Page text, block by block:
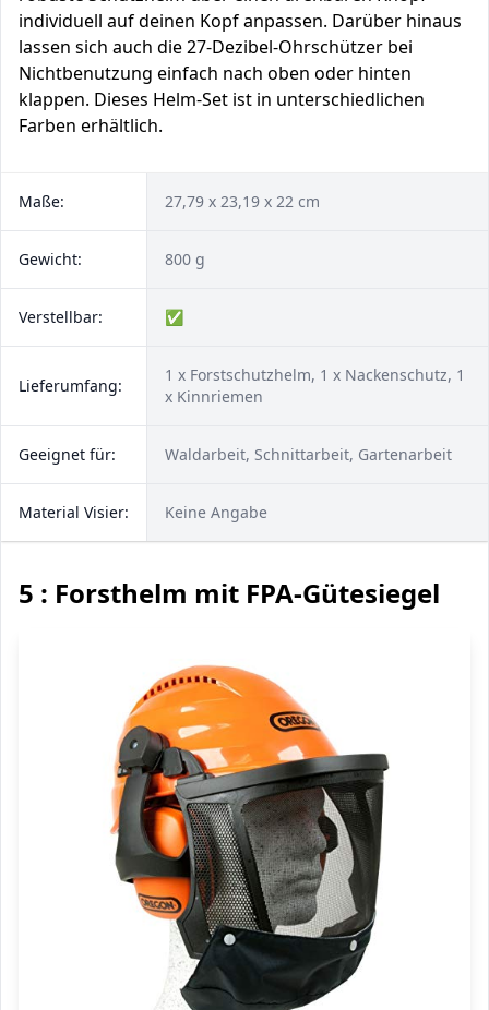
individuell auf deinen Kopf anpassen. Darüber hinaus
lassen sich auch die 27-Dezibel-Ohrschützer bei
Nichtbenutzung einfach nach oben oder hinten
klappen. Dieses Helm-Set ist in unterschiedlichen
Farben erhältlich.
Maße: 27,79 x 23,19 x 22 cm
Gewicht: 800 g
Verstellbar: ✅
Lieferumfang:
1 x Forstschutzhelm, 1 x Nackenschutz, 1
x Kinnriemen
Geeignet für: Waldarbeit, Schnittarbeit, Gartenarbeit
Material Visier: Keine Angabe
5 : Forsthelm mit FPA-Gütesiegel